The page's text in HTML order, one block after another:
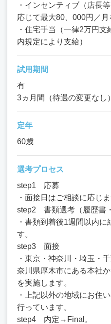
・インセンティブ（店長
応じて最大80、000円／月
・住宅手当（一律2万円
内規定により支給）
試用期間
有
3ヵ月間（待遇の変更なし）
定年
60歳
選考プロセス
step1 応募
・面接日はご相談に応じま
step2 書類選考（履歴書
・書類到着後1週間以内に
す。
step3 面接
・東京・神奈川・埼玉・
奈川県厚木市にある本社
を実施します。
・上記以外の地域にお住
行っています。
step4 内定→Final。